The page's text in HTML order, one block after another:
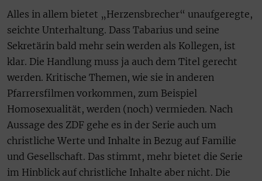
Alles in allem bietet „Herzensbrecher“ unaufgeregte,
seichte Unterhaltung. Dass Tabarius und seine
Sekretärin bald mehr sein werden als Kollegen, ist
klar. Die Handlung muss ja auch dem Titel gerecht
werden. Kritische Themen, wie sie in anderen
Pfarrersfilmen vorkommen, zum Beispiel
Homosexualität, werden (noch) vermieden. Nach
Aussage des ZDF gehe es in der Serie auch um
christliche Werte und Inhalte in Bezug auf Familie
und Gesellschaft. Das stimmt, mehr bietet die Serie
im Hinblick auf christliche Inhalte aber nicht. Die